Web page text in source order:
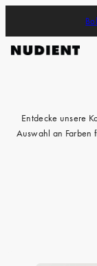
springen
iPhone 17
Entdecke unsere
Auswahl an Farben